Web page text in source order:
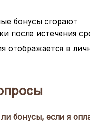
бонусы сгорают
после истечения
отображается в
бонусы, если я